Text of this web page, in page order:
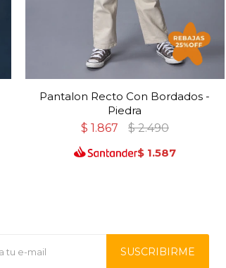
Pantalon Recto Con Bordados -
Piedra
$ 1.867 $ 2.490
$ 1.587
SUSCRIBIRME